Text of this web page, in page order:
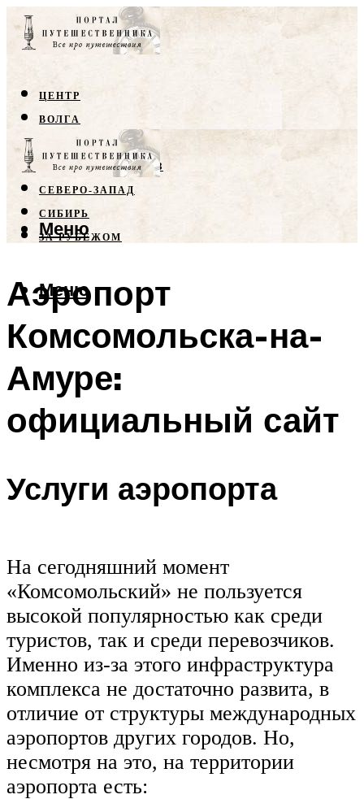
ЦЕНТР
ВОЛГА
КРЫМ
СЕВЕРНЫЙ КАВКАЗ
СЕВЕРО-ЗАПАД
СИБИРЬ
ЗА РУБЕЖОМ
Меню
Меню
Аэропорт
Комсомольска-на-
Амуре:
официальный сайт
Услуги аэропорта
На сегодняшний момент
«Комсомольский» не пользуется
высокой популярностью как среди
туристов, так и среди перевозчиков.
Именно из-за этого инфраструктура
комплекса не достаточно развита, в
отличие от структуры международных
аэропортов других городов. Но,
несмотря на это, на территории
аэропорта есть: